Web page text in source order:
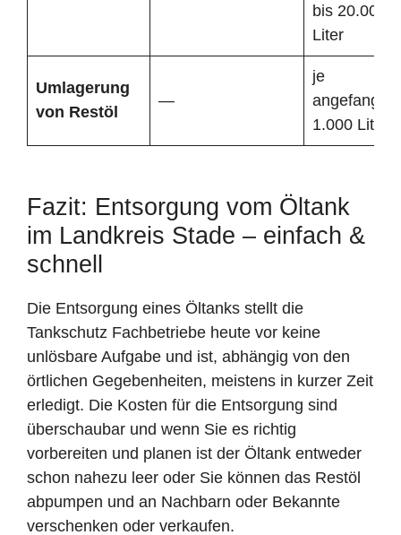
bis 20.000
Liter
Umlagerung
von Restöl
—
je
1.000 Liter
Fazit: Entsorgung vom Öltank
im Landkreis Stade – einfach &
schnell
Die Entsorgung eines Öltanks stellt die
Tankschutz Fachbetriebe heute vor keine
unlösbare Aufgabe und ist, abhängig von den
örtlichen Gegebenheiten, meistens in kurzer Zeit
erledigt. Die Kosten für die Entsorgung sind
überschaubar und wenn Sie es richtig
vorbereiten und planen ist der Öltank entweder
schon nahezu leer oder Sie können das Restöl
abpumpen und an Nachbarn oder Bekannte
verschenken oder verkaufen.